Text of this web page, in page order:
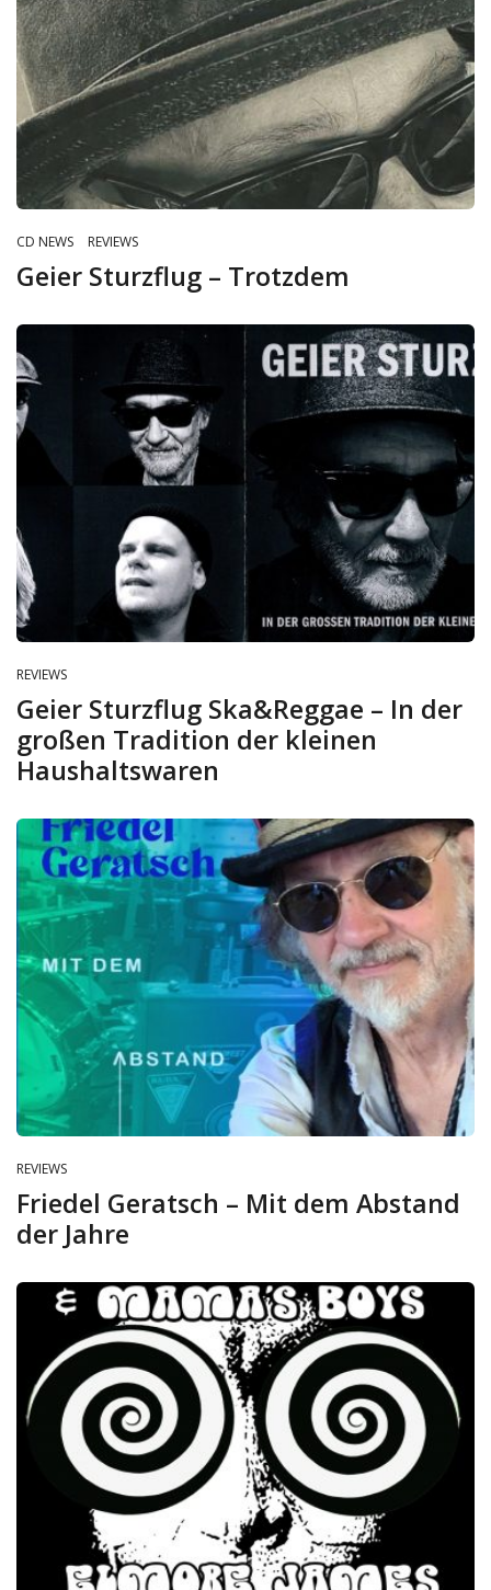
CD NEWS REVIEWS
Geier Sturzflug – Trotzdem
REVIEWS
Geier Sturzflug Ska&Reggae – In der
großen Tradition der kleinen
Haushaltswaren
REVIEWS
Friedel Geratsch – Mit dem Abstand
der Jahre